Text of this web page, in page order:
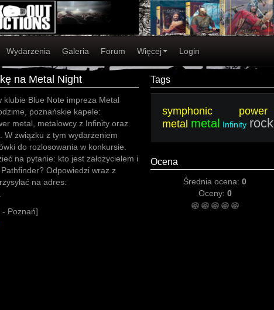
Wydarzenia Galeria Forum Więcej Login
na Metal Night
Blue Note impreza Metal
poznańskie kapele:
metal, metalowcy z Infinity oraz
związku z tym wydarzeniem
do rozlosowania w konkursie.
na pytanie: kto jest założycielem i
Odpowiedzi wraz z
na adres:
Poznań]
Tags
symphonic power
metal metal Infinity rock
Ocena
Średnia ocena: 0
Oceny: 0